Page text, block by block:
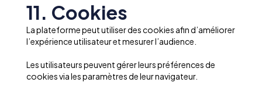
11. Cookies
La plateforme peut utiliser des cookies afin d’améliorer
l’expérience utilisateur et mesurer l’audience.
Les utilisateurs peuvent gérer leurs préférences de
cookies via les paramètres de leur navigateur.